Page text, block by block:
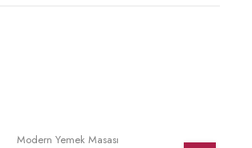
Sepete Ekle
Modern Yemek Masası